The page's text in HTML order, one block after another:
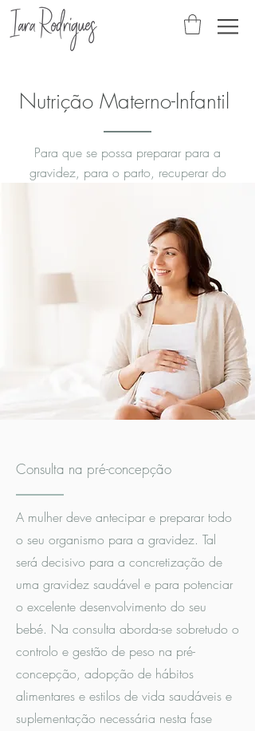
Nutrição Materno-Infantil
Para que se possa preparar para a
gravidez, para o parto, recuperar do
Consulta na pré-concepção
A mulher deve antecipar e preparar todo
o seu organismo para a gravidez. Tal
será decisivo para a concretização de
uma gravidez saudável e para potenciar
o excelente desenvolvimento do seu
bebé. Na consulta aborda-se sobretudo o
controlo e gestão de peso na pré-
concepção, adopção de hábitos
alimentares e estilos de vida saudáveis e
suplementação necessária nesta fase